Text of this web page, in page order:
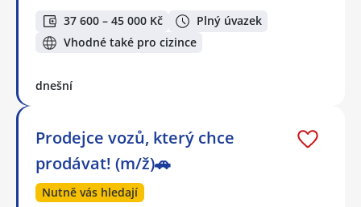
37 600 – 45 000 Kč
Plný úvazek
Vhodné také pro cizince
dnešní
Prodejce vozů, který chce
prodávat! (m/ž)🚗
Nutně vás hledají